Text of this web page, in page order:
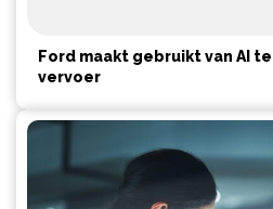
Ford maakt gebruikt van AI
vervoer